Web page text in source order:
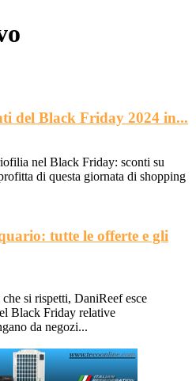
del Black Friday 2024 in...
nel Black Friday: sconti su
di questa giornata di shopping
tutte le offerte e gli
si rispetti, DaniReef esce
Black Friday relative
da negozi...